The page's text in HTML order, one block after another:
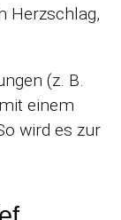
Herzschlag,
(z. B.
einem
wird es zur